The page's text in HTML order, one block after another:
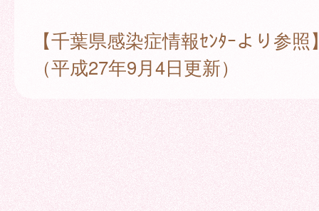
【千葉県感染症情報ｾﾝﾀｰより参照
（平成27年9月4日更新）